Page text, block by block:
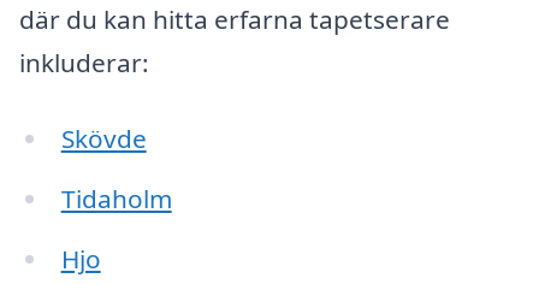
där du kan hitta erfarna tapetserare
inkluderar:
Skövde
Tidaholm
Hjo